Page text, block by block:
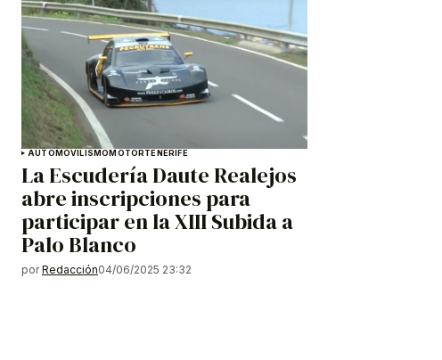
AUTOMOVILISMOMOTORTENERIFE
La Escudería Daute Realejos
abre inscripciones para
participar en la XIII Subida a
Palo Blanco
por Redacción04/06/2025 23:32